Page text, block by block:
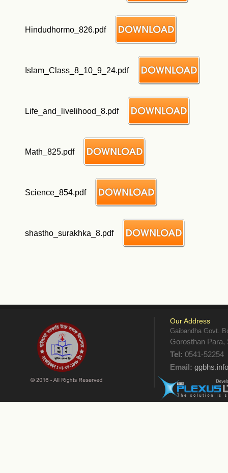
Hindudhormo_826.pdf
Islam_Class_8_10_9_24.pdf
Life_and_livelihood_8.pdf
Math_825.pdf
Science_854.pdf
shastho_surakhka_8.pdf
Our Address
Gaibandha Govt.
Gorosthan Para,
Tel: 0541-52254
Email: